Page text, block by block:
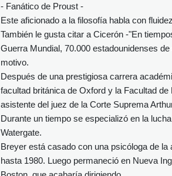
- Fanático de Proust -
Este aficionado a la filosofía habla con
También le gusta citar a Cicerón -"En
Guerra Mundial, 70.000 estadounidenses
motivo.
Después de una prestigiosa carrera
facultad británica de Oxford y la Facultad
asistente del juez de la Corte Suprema
Durante un tiempo se especializó en la
Watergate.
Breyer está casado con una psicóloga de
hasta 1980. Luego permaneció en Nueva